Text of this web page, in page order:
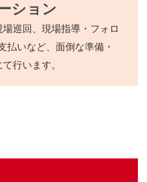
ション
巡回、現場指導・フォロ
払いなど、面倒な準備・
行います。